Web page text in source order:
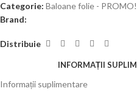
Categorie: Baloane folie - PROMO!
Brand:
Distribuie
INFORMAȚII
Informații suplimentare